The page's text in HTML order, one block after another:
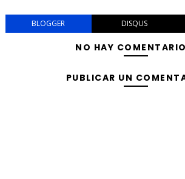
BLOGGER DISQUS
NO HAY
PUBLICAR UN